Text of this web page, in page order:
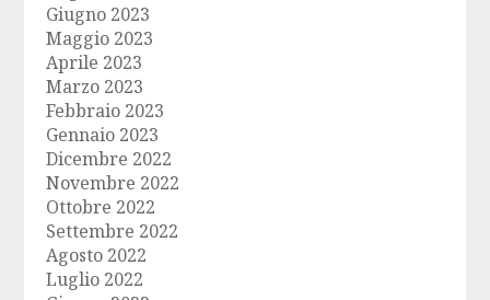
Giugno 2023
Maggio 2023
Aprile 2023
Marzo 2023
Febbraio 2023
Gennaio 2023
Dicembre 2022
Novembre 2022
Ottobre 2022
Settembre 2022
Agosto 2022
Luglio 2022